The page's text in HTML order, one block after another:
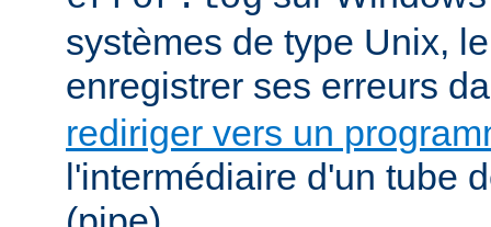
systèmes de type Unix,
enregistrer ses erreurs
rediriger vers un
l'intermédiaire d'un tube